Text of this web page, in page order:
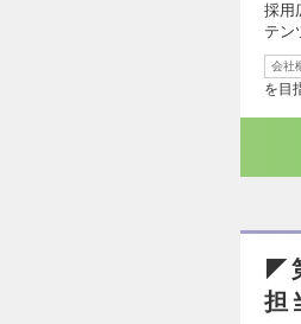
採用
テン
会社
を目
◤
担